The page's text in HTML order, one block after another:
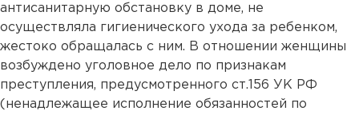
антисанитарную обстановку в доме, не
осуществляла гигиенического ухода за ребенком,
жестоко обращалась с ним. В отношении женщины
возбуждено уголовное дело по признакам
преступления, предусмотренного ст.156 УК РФ
(ненадлежащее исполнение обязанностей по